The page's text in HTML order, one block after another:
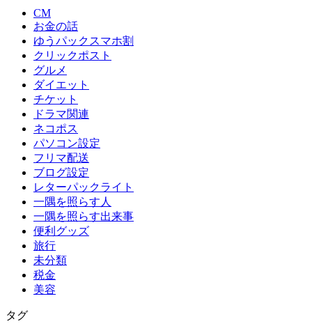
CM
お金の話
ゆうパックスマホ割
クリックポスト
グルメ
ダイエット
チケット
ドラマ関連
ネコポス
パソコン設定
フリマ配送
ブログ設定
レターパックライト
一隅を照らす人
一隅を照らす出来事
便利グッズ
旅行
未分類
税金
美容
タグ